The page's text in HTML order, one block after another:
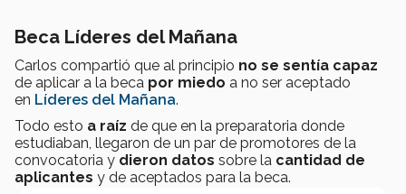
Beca Líderes del Mañana
Carlos compartió que al principio no se sentía capaz
de aplicar a la beca por miedo a no ser aceptado
en Líderes del Mañana.
Todo esto a raíz de que en la preparatoria donde
estudiaban, llegaron de un par de promotores de la
convocatoria y dieron datos sobre la cantidad de
aplicantes y de aceptados para la beca.